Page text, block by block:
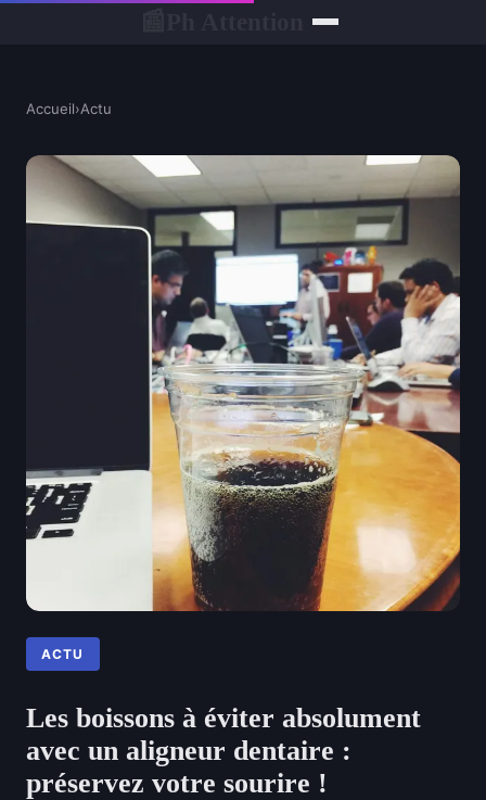
Accueil›Actu
ACTU
Les boissons à éviter absolument
avec un aligneur dentaire :
préservez votre sourire !